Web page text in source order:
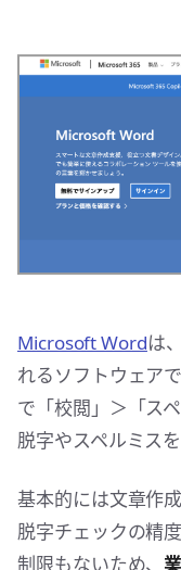
Microsoft Wordは
れるソフトウェア
で「校閲」＞「ス
脱字やスペルミス
基本的には文章作
脱字チェックの精
制限もないため、